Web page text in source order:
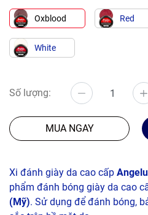
Oxblood Red
White
Số lượng:
MUA NGAY
Xi đánh giày da cao cấp
phẩm đánh bóng giày da cao
(Mỹ). Sử dụng để đánh bóng,